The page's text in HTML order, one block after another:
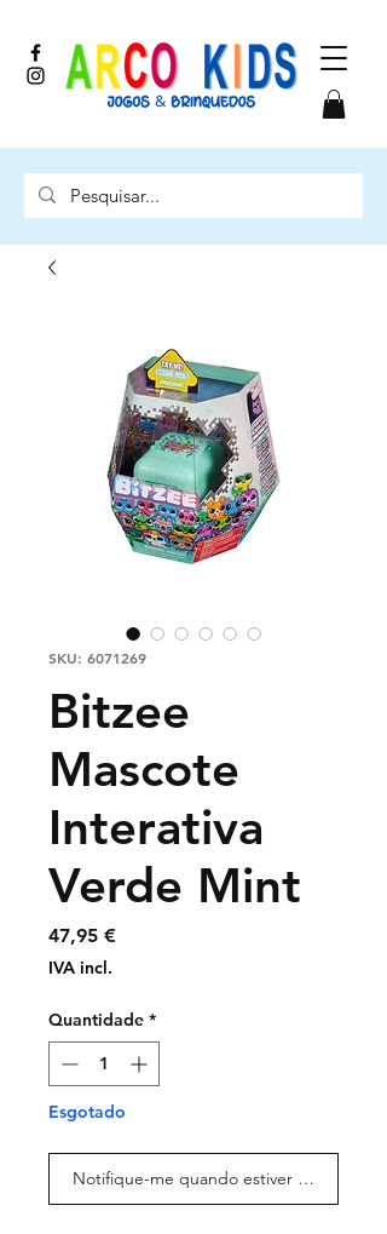
SKU: 6071269
Bitzee
Mascote
Interativa
Verde Mint
47,95 €Preço
IVA incl.
Quantidade *
Esgotado
Notifique-me quando estiver disponível